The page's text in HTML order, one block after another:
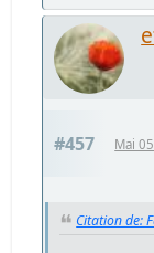
#457 Mai
Citation de: